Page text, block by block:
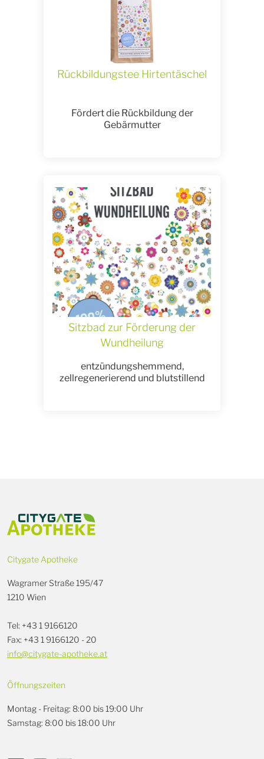
Rückbildungstee Hirtentäschel
Fördert die Rückbildung der
Gebärmutter
Sitzbad zur Förderung der
Wundheilung
entzündungshemmend,
zellregenerierend und blutstillend
Citygate Apotheke
Wagramer Straße 195/47
1210 Wien
Tel: +43 1 9166120
Fax: +43 1 9166120 - 20
info@citygate-apotheke.at
Öffnungszeiten
Montag - Freitag: 8:00 bis 19:00 Uhr
Samstag: 8:00 bis 18:00 Uhr